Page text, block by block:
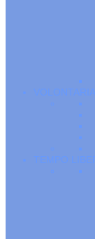
TEMPO